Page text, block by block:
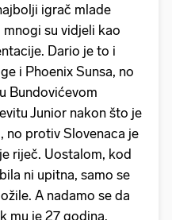
igrač mlade
su vidjeli kao
Dario je to i
i Phoenix Sunsa, no
Bundovićevom
Junior nakon što je
no protiv Slovenaca je
riječ. Uostalom, kod
ni upitna, samo se
A nadamo se da
mu je 27 godina.